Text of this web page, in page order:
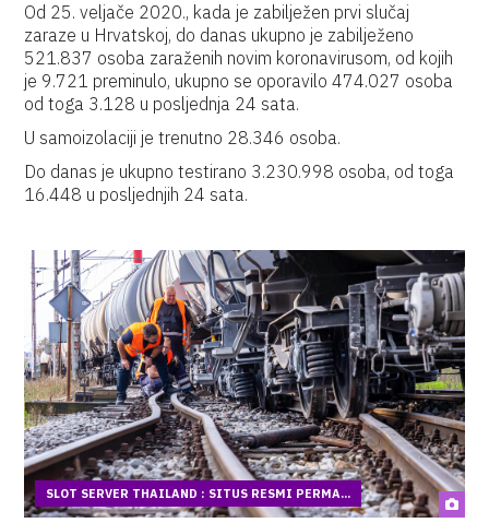
Od 25. veljače 2020., kada je zabilježen prvi slučaj
zaraze u Hrvatskoj, do danas ukupno je zabilježeno
521.837 osoba zaraženih novim koronavirusom, od kojih
je 9.721 preminulo, ukupno se oporavilo 474.027 osoba
od toga 3.128 u posljednja 24 sata.
U samoizolaciji je trenutno 28.346 osoba.
Do danas je ukupno testirano 3.230.998 osoba, od toga
16.448 u posljednjih 24 sata.
SLOT SERVER THAILAND : SITUS RESMI PERMA...